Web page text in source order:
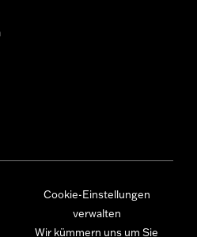
Cookie-Einstellungen
verwalten
Wir kümmern uns um Sie